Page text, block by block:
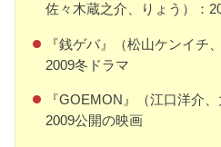
佐々木蔵之介、りょう）：
『銭ゲバ』（松山ケンイチ
2009冬ドラマ
『GOEMON』（江口洋介
2009公開の映画